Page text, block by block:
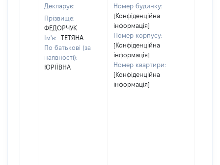
Декларує:
Прізвище:
ФЕДОРЧУК
Ім'я:
ТЕТЯНА
По батькові (за
наявності):
ЮРІЇВНА
Номер будинку:
[Конфіденційна
інформація]
Номер корпусу:
[Конфіденційна
інформація]
Номер квартири:
[Конфіденційна
інформація]